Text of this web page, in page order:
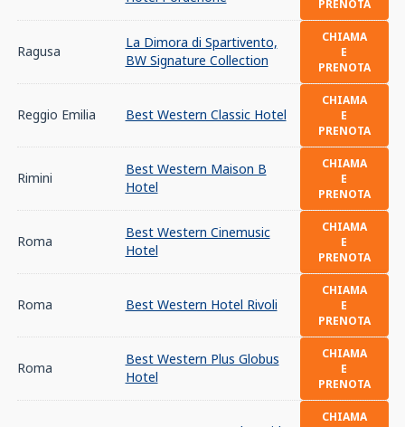
PRENOTA
Ragusa
La Dimora di Spartivento,
BW Signature Collection
CHIAMA
E
PRENOTA
Reggio Emilia Best Western Classic Hotel
CHIAMA
E
PRENOTA
Rimini
Best Western Maison B
Hotel
CHIAMA
E
PRENOTA
Roma
Best Western Cinemusic
Hotel
CHIAMA
E
PRENOTA
Roma Best Western Hotel Rivoli
CHIAMA
E
PRENOTA
Roma
Best Western Plus Globus
Hotel
CHIAMA
E
PRENOTA
CHIAMA